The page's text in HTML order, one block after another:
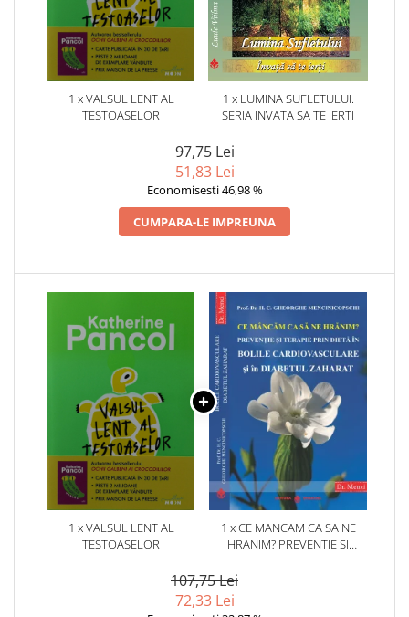
1 x VALSUL LENT AL
TESTOASELOR
1 x LUMINA SUFLETULUI.
SERIA INVATA SA TE IERTI
97,75 Lei
51,83 Lei
Economisesti 46,98 %
CUMPARA-LE IMPREUNA
1 x VALSUL LENT AL
TESTOASELOR
1 x CE MANCAM CA SA NE
HRANIM? PREVENTIE SI
CARDIOVASCULARE SI IN
107,75 Lei
72,33 Lei